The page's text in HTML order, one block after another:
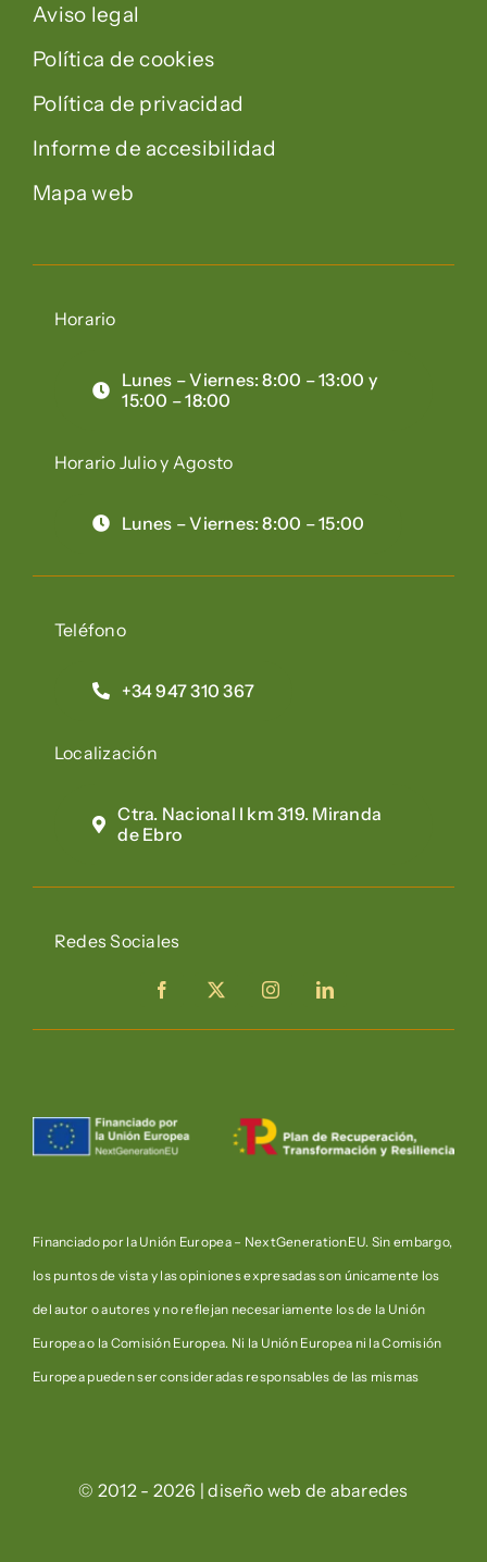
Aviso legal
Política de cookies
Política de privacidad
Informe de accesibilidad
Mapa web
Horario
Lunes – Viernes: 8:00 – 13:00 y
15:00 – 18:00
Horario Julio y Agosto
Lunes – Viernes: 8:00 – 15:00
Teléfono
+34 947 310 367
Localización
Ctra. Nacional I km 319. Miranda
de Ebro
Redes Sociales
Financiado por la Unión Europea – NextGenerationEU. Sin embargo,
los puntos de vista y las opiniones expresadas son únicamente los
del autor o autores y no reflejan necesariamente los de la Unión
Europea o la Comisión Europea. Ni la Unión Europea ni la Comisión
Europea pueden ser consideradas responsables de las mismas
© 2012 - 2026 | diseño web de abaredes